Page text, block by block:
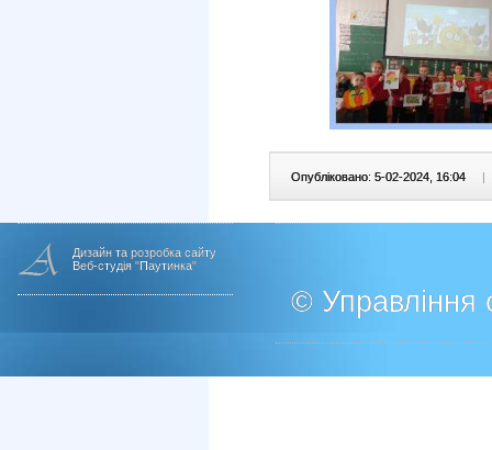
Опубліковано: 5-02-2024, 16:04 |
Дизайн та розробка сайту
Веб-студія "Паутинка"
© Управління